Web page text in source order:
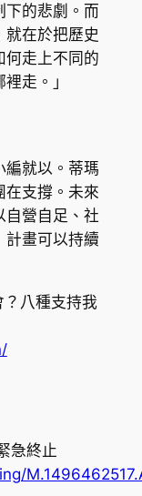
下的悲劇。而
就在於把歷史
何走上不同的
走。」
編就以。蒂瑪
在支撐。未來
自營自足、社
計畫可以持續
？八種支持我
急終止